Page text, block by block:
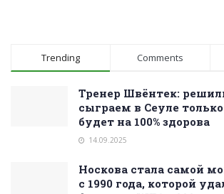
Trending Comments
Тренер Швёнтек:
сыграем в Сеуле
будет на 100% здорова
14.09.2025
Носкова стала самой
с 1990 года, которой